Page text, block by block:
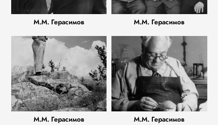
М.М. Герасимов М.М. Герасимов
М.М. Герасимов М.М. Герасимов